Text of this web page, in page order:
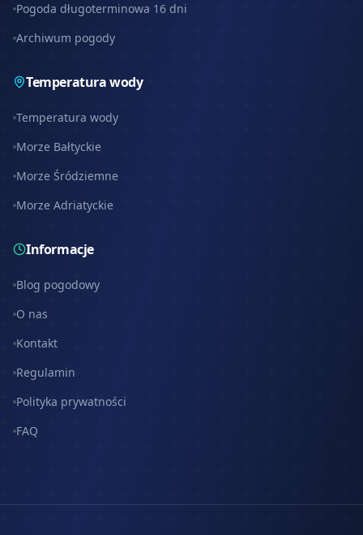
Pogoda długoterminowa 16 dni
Archiwum pogody
Temperatura wody
Temperatura wody
Morze Bałtyckie
Morze Śródziemne
Morze Adriatyckie
Informacje
Blog pogodowy
O nas
Kontakt
Regulamin
Polityka prywatności
FAQ